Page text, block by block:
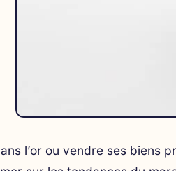
l’or ou vendre ses biens